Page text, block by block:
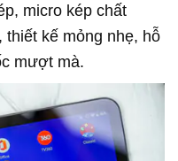
micro kép chất
kế mỏng nhẹ, hỗ
mượt mà.